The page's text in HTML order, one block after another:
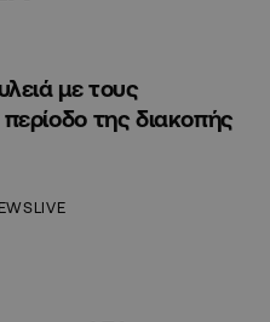
με τους
της διακοπής